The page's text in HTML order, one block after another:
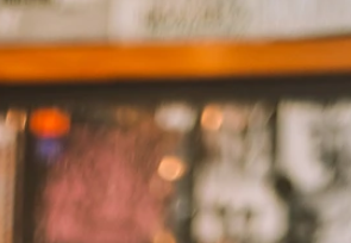
MEISTGEPINNTE
BRAUTKLEIDER
ZU DEN FAVORITEN
UNSERER BRÄUTE 🔥